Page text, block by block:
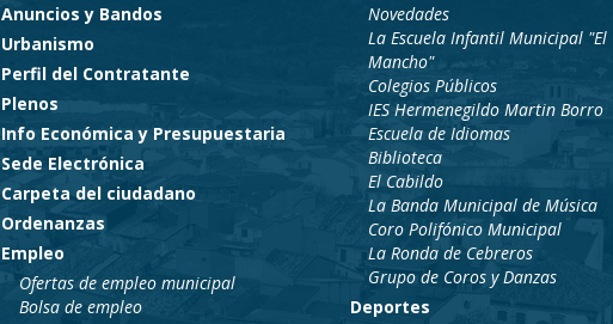
Anuncios y Bandos
Urbanismo
Perfil del Contratante
Plenos
Info Económica y Presupuestaria
Sede Electrónica
Carpeta del ciudadano
Ordenanzas
Empleo
Ofertas de empleo municipal
Bolsa de empleo
Novedades
La Escuela Infantil Municipal "El
Mancho"
Colegios Públicos
IES Hermenegildo Martin Borro
Escuela de Idiomas
Biblioteca
El Cabildo
La Banda Municipal de Música
Coro Polifónico Municipal
La Ronda de Cebreros
Grupo de Coros y Danzas
Deportes